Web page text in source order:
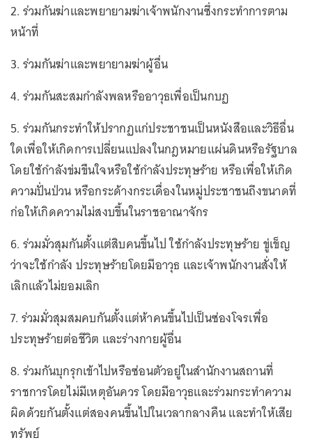
2. ร่วมกันฆ่าและพยายามฆ่าเจ้าพนักงานซึ่งกระทำการตาม
หน้าที่
3. ร่วมกันฆ่าและพยายามฆ่าผู้อื่น
4. ร่วมกันสะสมกำลังพลหรืออาวุธเพื่อเป็นกบฏ
5. ร่วมกันกระทำให้ปรากฏแก่ประชาชนเป็นหนังสือและวิธีอื่น
ใดเพื่อให้เกิดการเปลี่ยนแปลงในกฎหมายแผ่นดินหรือรัฐบาล
โดยใช้กำลังข่มขืนใจหรือใช้กำลังประทุษร้าย หรือเพื่อให้เกิด
ความปั่นป่วน หรือกระด้างกระเดื่องในหมู่ประชาชนถึงขนาดที่
ก่อให้เกิดความไม่สงบขึ้นในราชอาณาจักร
6. ร่วมมั่วสุมกันตั้งแต่สิบคนขึ้นไป ใช้กำลังประทุษร้าย ขู่เข็ญ
ว่าจะใช้กำลัง ประทุษร้ายโดยมีอาวุธ และเจ้าพนักงานสั่งให้
เลิกแล้วไม่ยอมเลิก
7. ร่วมมั่วสุมสมคบกันตั้งแต่ห้าคนขึ้นไปเป็นซ่องโจรเพื่อ
ประทุษร้ายต่อชีวิต และร่างกายผู้อื่น
8. ร่วมกันบุกรุกเข้าไปหรือซ่อนตัวอยู่ในสำนักงานสถานที่
ราชการโดยไม่มีเหตุอันควร โดยมีอาวุธและร่วมกระทำความ
ผิดด้วยกันตั้งแต่สองคนขึ้นไปในเวลากลางคืน และทำให้เสีย
ทรัพย์